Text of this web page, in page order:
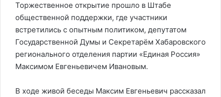
Торжественное открытие прошло в Штабе
общественной поддержки, где участники
встретились с опытным политиком, депутатом
Государственной Думы и Секретарём Хабаровского
регионального отделения партии «Единая Россия»
Максимом Евгеньевичем Ивановым.
В ходе живой беседы Максим Евгеньевич рассказал